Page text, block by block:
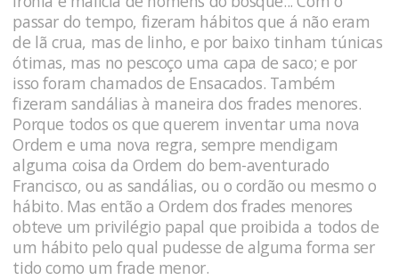
passar do tempo, fizeram hábitos que á não eram
de lã crua, mas de linho, e por baixo tinham túnicas
ótimas, mas no pescoço uma capa de saco; e por
isso foram chamados de Ensacados. Também
fizeram sandálias à maneira dos frades menores.
Porque todos os que querem inventar uma nova
Ordem e uma nova regra, sempre mendigam
alguma coisa da Ordem do bem-aventurado
Francisco, ou as sandálias, ou o cordão ou mesmo o
hábito. Mas então a Ordem dos frades menores
obteve um privilégio papal que proibida a todos de
um hábito pelo qual pudesse de alguma forma ser
tido como um frade menor.